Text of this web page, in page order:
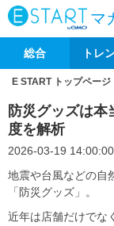
マ
総合 トレ
E START トップページ
防災グッズは
度を解析
2026-03-19 14:00:00
地震や台風などの自
「防災グッズ」。
近年は店舗だけでな